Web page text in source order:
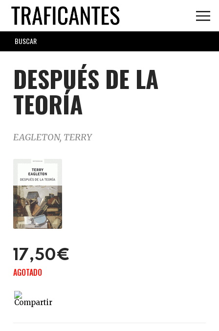
Skip
main
content
SEARCH
FORM
DESPUÉS DE LA
TEORÍA
EAGLETON, TERRY
17,50€
AGOTADO